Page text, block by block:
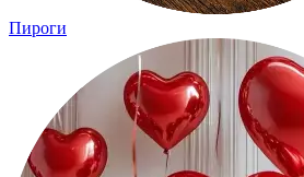
Пироги